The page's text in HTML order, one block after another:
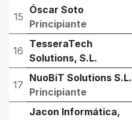
15
Óscar Soto
Principiante
16
TesseraTech
Solutions, S.L.
17
NuoBiT Solutions S.L.
Principiante
Jacon Informática,